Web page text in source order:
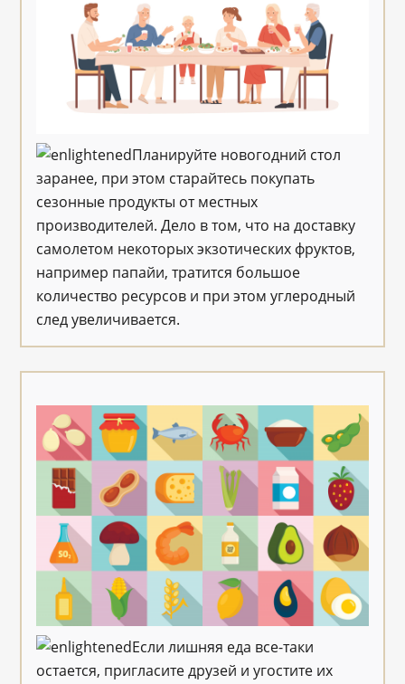
Планируйте новогодний стол
заранее, при этом старайтесь покупать
сезонные продукты от местных
производителей. Дело в том, что на доставку
самолетом некоторых экзотических фруктов,
например папайи, тратится большое
количество ресурсов и при этом углеродный
след увеличивается.
Если лишняя еда все-таки
остается, пригласите друзей и угостите их